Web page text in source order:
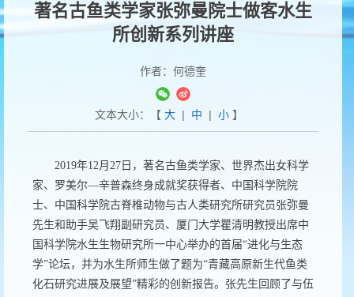
著名古鱼类学家张弥曼院士做客水生
所创新系列讲座
作者：何德奎
文本大小：【 大| 中 | 小】
2019年12月 27 日，著名古鱼类学家、世界杰出女科学
家、罗美尔—辛普森终身成就奖获得者、中国科学院院
士、中国科学院古脊椎动物与古人类研究所研究员张弥曼
先生和助手吴飞翔副研究员、厦门大学瞿清明教授出席中
国科学院水生生物研究所一中心举办的首届“进化与生态
学”论坛，并为水生所师生做了题为“青藏高原新生代鱼类
化石研究进展及展望”精彩的创新报告。张先生回顾了与伍